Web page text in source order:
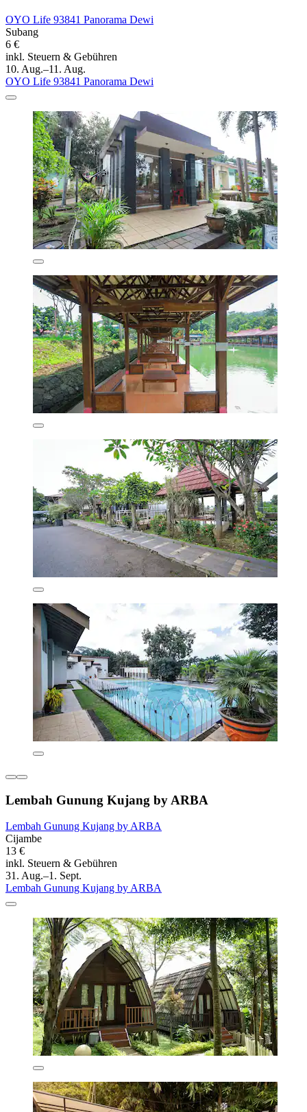
OYO Life 93841 Panorama Dewi
Subang
6 €
inkl. Steuern & Gebühren
10. Aug.–11. Aug.
OYO Life 93841 Panorama Dewi
Lembah Gunung Kujang by ARBA
Lembah Gunung Kujang by ARBA
Cijambe
13 €
inkl. Steuern & Gebühren
31. Aug.–1. Sept.
Lembah Gunung Kujang by ARBA